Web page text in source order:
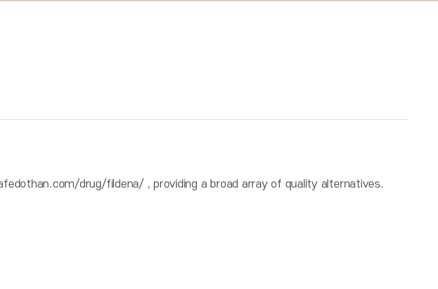
drug/fildena/ , providing a broad array of quality alternatives.